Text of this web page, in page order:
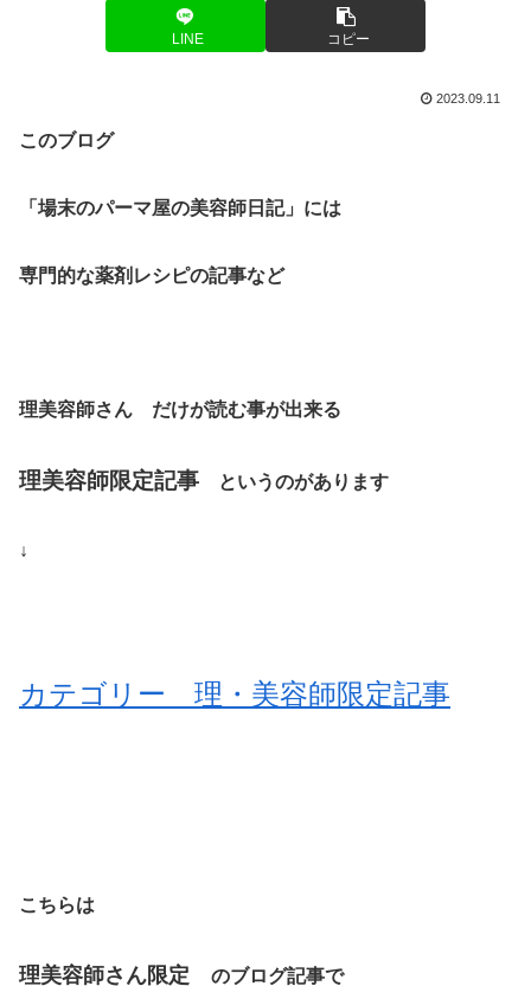
LINE コピー
2023.09.11
このブログ
「場末のパーマ屋の美容師日記」 には
専門的な薬剤レシピの記事など
理美容師さん だけが読む事が出来る
理美容師限定記事 というのがあります
↓
カテゴリー 理・美容師限定記事
こちらは
理美容師さん限定 のブログ記事で